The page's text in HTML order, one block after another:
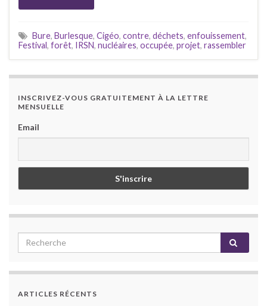
Bure, Burlesque, Cigéo, contre, déchets, enfouissement,
Festival, forêt, IRSN, nucléaires, occupée, projet, rassembler
INSCRIVEZ-VOUS GRATUITEMENT À LA LETTRE
MENSUELLE
Email
ARTICLES RÉCENTS